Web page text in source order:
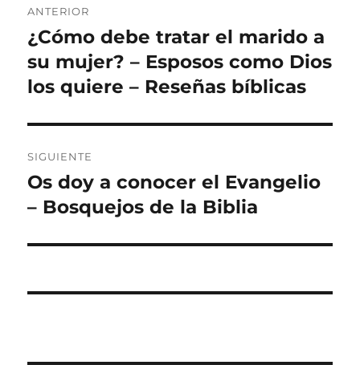
de
entradas
ANTERIOR
Entrada
anterior:
¿Cómo debe tratar el marido a
su mujer? – Esposos como Dios
los quiere – Reseñas bíblicas
SIGUIENTE
Entrada
siguiente:
Os doy a conocer el Evangelio
– Bosquejos de la Biblia